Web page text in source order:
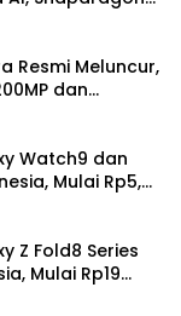
Baru
Resmi Meluncur,
dan
Watch9 dan
Mulai Rp5,9
Z Fold8 Series
Mulai Rp19